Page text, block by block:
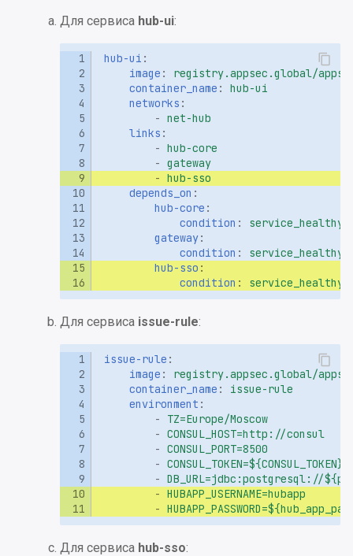
Приложения
Приложение 5.
скриптов AppSec.Hub CLI
запуска скриптов
Приложение 7.
CLI
Приложение 8. Коды
контейнера AppSec.Hub
Приложение 10. Пример
контейнера hub-engine-
manager
Приложение 11. Список
переменных окружения
контейнера hub-engine-
Установка тайм-аута в
пайплайнах
Установка и настройка
Dashboard JVM Micrometer
в Prometheus/Grafana
Работа с внешним
PostgreSQL
Отключение
Quality Gates
Настройки тегирования
Категории уязвимостей
Конфигурация Custom
webhooks
Обработка уязвимостей
Для сервиса hub-ui:
hub-ui :
image :
registry.appsec.global/
container_name :
hub-ui
networks :
- net-hub
links :
- hub-core
- gateway
- hub-sso
depends_on :
hub-core :
condition :
service_healthy
gateway:
condition :
service_healthy
hub-sso :
condition : service_healthy
Для сервиса issue-rule:
issue-rule :
image :
registry.appsec.global/
container_name :
issue-rule
environment :
-
TZ=Europe/Moscow
- CONSUL_HOST=http://consul
- CONSUL_PORT=8500
- CONSUL_TOKEN=${CONSUL_TOKEN}
- DB_URL=jdbc:postgresql://
- HUBAPP_USERNAME=hubapp
-
Для сервиса hub-sso: